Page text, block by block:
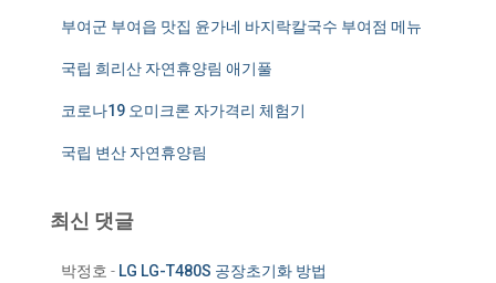
부여군 부여읍 맛집 윤가네 바지락칼국수 부여점 메뉴
국립 희리산 자연휴양림 애기풀
코로나19 오미크론 자가격리 체험기
국립 변산 자연휴양림
최신 댓글
박정호 - LG LG-T480S 공장초기화 방법